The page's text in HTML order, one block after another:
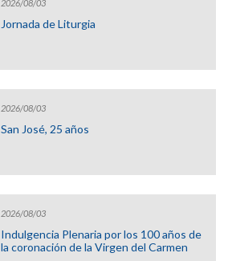
2026/08/03
Jornada de Liturgia
2026/08/03
San José, 25 años
2026/08/03
Indulgencia Plenaria por los 100 años de
la coronación de la Virgen del Carmen